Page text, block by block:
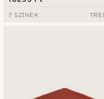
7 SZÍNEK